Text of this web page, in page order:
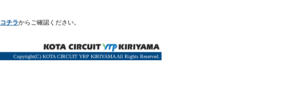
コチラからご確認ください。
Copyright(C) KOTA CIRCUIT YRP KIRIYAMA All Rights Reserved.